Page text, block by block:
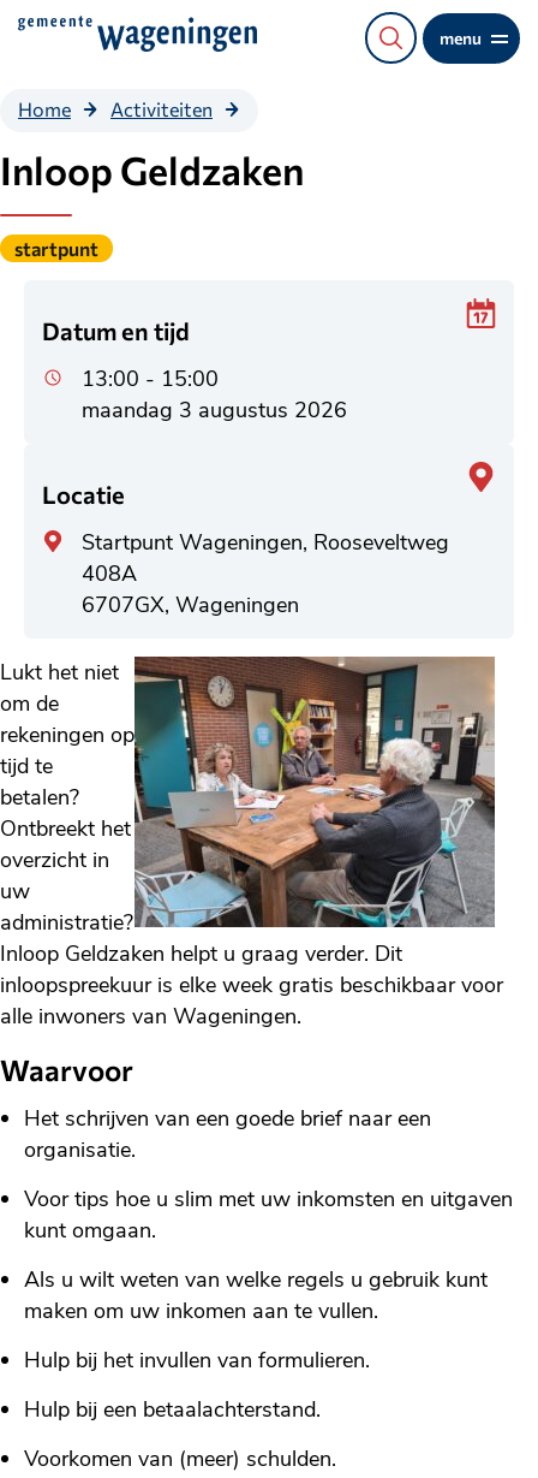
Direct
content
menu
Home Activiteiten
Inloop Geldzaken
Gepubliceerd
categorie:
startpunt
Datum en tijd
13:00 - 15:00
maandag 3 augustus 2026
Locatie
Algemeen
adres
Startpunt Wageningen, Rooseveltweg
408A
6707GX, Wageningen
Lukt het niet
om de
rekeningen op
tijd te
betalen?
Ontbreekt het
overzicht in
uw
administratie?
Inloop Geldzaken helpt u graag verder. Dit
inloopspreekuur is elke week gratis beschikbaar voor
alle inwoners van Wageningen.
Waarvoor
Het schrijven van een goede brief naar een
organisatie.
Voor tips hoe u slim met uw inkomsten en uitgaven
kunt omgaan.
Als u wilt weten van welke regels u gebruik kunt
maken om uw inkomen aan te vullen.
Hulp bij het invullen van formulieren.
Hulp bij een betaalachterstand.
Voorkomen van (meer) schulden.